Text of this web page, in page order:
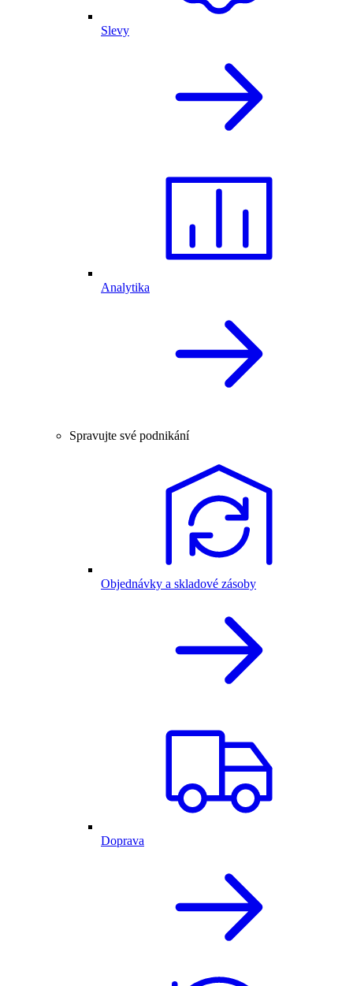
Slevy
Analytika
Spravujte své podnikání
Objednávky a skladové zásoby
Doprava